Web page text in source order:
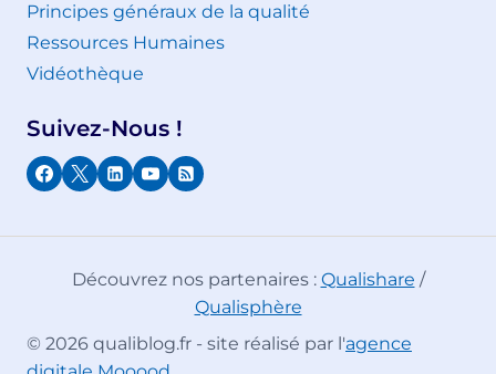
Principes généraux de la qualité
Ressources Humaines
Vidéothèque
Suivez-Nous !
Découvrez nos partenaires : Qualishare /
Qualisphère
© 2026 qualiblog.fr - site réalisé par l'agence